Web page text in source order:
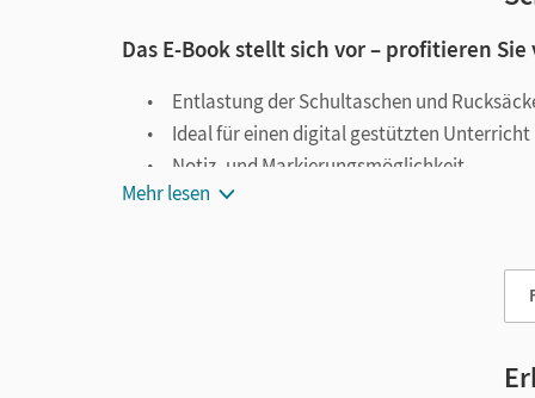
Das E-Book stellt sich vor – profitieren
Entlastung der Schultaschen und
Ideal für einen digital gestützten Unterricht
Notiz- und Markierungsmöglichkeit
Jederzeit unkompliziert verfügbar
Mehr lesen